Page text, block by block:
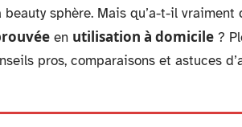
sphère. Mais qu’a-t-il
en utilisation à domicile ?
pros, comparaisons et astuces